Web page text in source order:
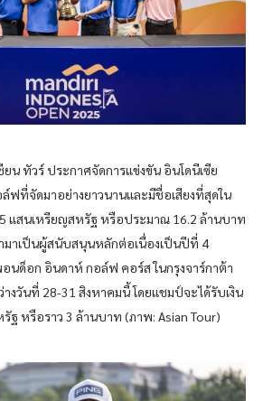
ยน ทัวร์ ประกาศจัดการแข่งขัน อินโดนีเซีย
ล์ฟที่จัดมาอย่างยาวนานและมีชื่อเสียงที่สุดใน
5 แสนเหรียญสหรัฐ หรือประมาณ 16.2 ล้านบาท
มาเป็นผู้สนับสนุนหลักต่อเนื่องเป็นปีที่ 4
นด็อก อินดาห์ กอล์ฟ คอร์ส ในกรุงจาร์กาต้า
งวันที่ 28-31 สิงหาคมนี้ โดยแชมป์จะได้รับเงิน
ฐ หรือราว 3 ล้านบาท (ภาพ: Asian Tour)